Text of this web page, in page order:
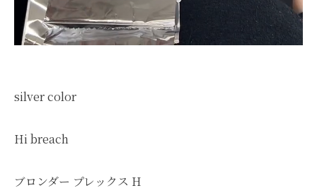
silver color
Hi breach
ブロンダー プレックス H